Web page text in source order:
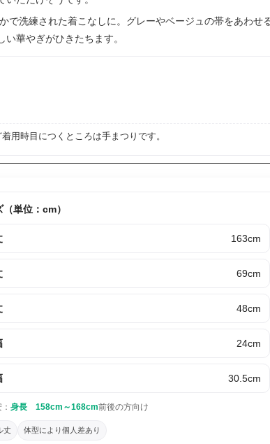
で洗練された着こなしに。グレーやベージュの帯をあわせ
華やぎがひきたちます。
用時目につくところは手まつりです。
単位：cm）
163cm
69cm
48cm
24cm
30.5cm
身長 158cm～168cm前後の方向け
丈 体型により個人差あり